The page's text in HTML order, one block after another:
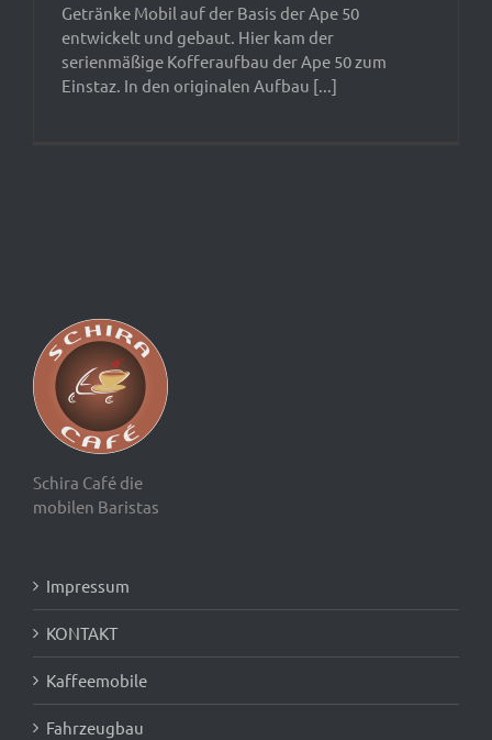
Getränke Mobil auf der Basis der Ape 50
entwickelt und gebaut. Hier kam der
serienmäßige Kofferaufbau der Ape 50 zum
Einstaz. In den originalen Aufbau [...]
Schira Café die
mobilen Baristas
Impressum
KONTAKT
Kaffeemobile
Fahrzeugbau